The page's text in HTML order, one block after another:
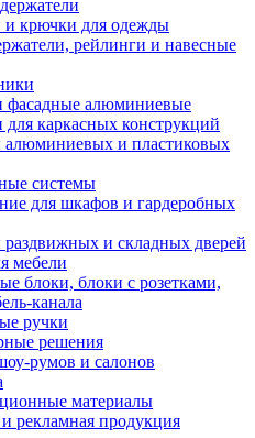
крючки для одежды
рейлинги и навесные
фасадные алюминиевые
каркасных конструкций
и пластиковых
системы
для шкафов и гардеробных
и складных дверей
мебели
блоки, блоки с розетками,
канала
ручки
решения
румов и салонов
материалы
рекламная продукция